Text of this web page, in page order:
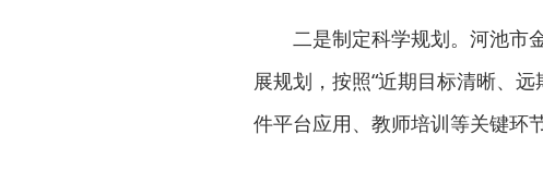
二是制定科学规划。河池市
展规划，按照“近期目标清晰、
件平台应用、教师培训等关键环